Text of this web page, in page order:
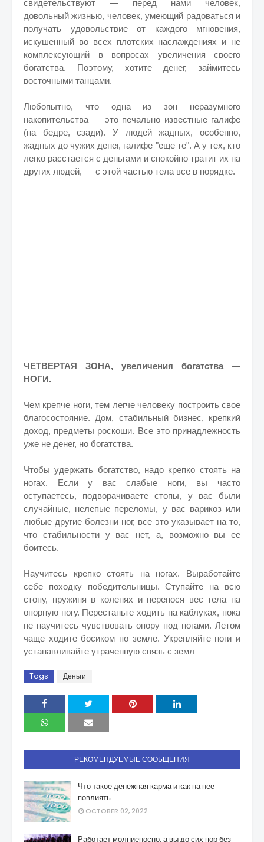
свидетельствуют — перед нами человек,
довольный жизнью, человек, умеющий радоваться и
получать удовольствие от каждого мгновения,
искушенный во всех плотских наслаждениях и не
комплексующий в вопросах увеличения своего
богатства. Поэтому, хотите денег, займитесь
восточными танцами.
Любопытно, что одна из зон неразумного
накопительства — это печально известные галифе
(на бедре, сзади). У людей жадных, особенно,
жадных до чужих денег, галифе "еще те". А у тех, кто
легко расстается с деньгами и спокойно тратит их на
других людей, — с этой частью тела все в порядке.
ЧЕТВЕРТАЯ ЗОНА, увеличения богатства —
НОГИ.
Чем крепче ноги, тем легче человеку построить свое
благосостояние. Дом, стабильный бизнес, крепкий
доход, предметы роскоши. Все это принадлежность
уже не денег, но богатства.
Чтобы удержать богатство, надо крепко стоять на
ногах. Если у вас слабые ноги, вы часто
оступаетесь, подворачиваете стопы, у вас были
случайные, нелепые переломы, у вас варикоз или
любые другие болезни ног, все это указывает на то,
что стабильности у вас нет, а, возможно вы ее
боитесь.
Научитесь крепко стоять на ногах. Выработайте
себе походку победительницы. Ступайте на всю
стопу, пружиня в коленях и перенося вес тела на
опорную ногу. Перестаньте ходить на каблуках, пока
не научитесь чувствовать опору под ногами. Летом
чаще ходите босиком по земле. Укрепляйте ноги и
устанавливайте утраченную связь с земл
Tags Деньги
РЕКОМЕНДУЕМЫЕ СООБЩЕНИЯ
Что такое денежная карма и как на нее
повлиять
OCTOBER 02, 2022
Работает молниеносно, а вы до сих пор без